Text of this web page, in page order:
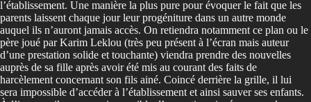
l’établissement. Une manière la plus pure pour évoquer le fait que les
parents laissent chaque jour leur progéniture dans un autre monde
auquel ils n’auront jamais accès. On retiendra notamment ce plan ou le
père joué par Karim Leklou (très peu présent à l’écran mais auteur
d’une prestation solide et touchante) viendra prendre des nouvelles
auprès de sa fille après avoir été mis au courant des faits de
harcèlement concernant son fils ainé. Coincé derrière la grille, il lui
sera impossible d’accéder à l’établissement et ainsi sauver ses enfants.